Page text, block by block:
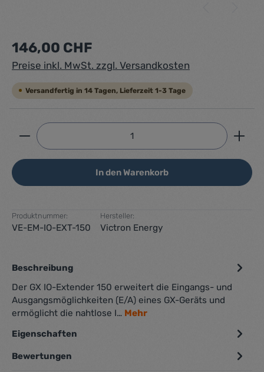
Regulärer Preis:
146,00 CHF
Preise inkl. MwSt. zzgl. Versandkosten
Versandfertig in 14 Tagen, Lieferzeit 1-3 Tage
Produkt Anzahl: Gib den gewünschten Wert ein
In den Warenkorb
Produktnummer:
VE-EM-IO-EXT-150
Hersteller:
Victron Energy
Beschreibung
Der GX IO-Extender 150 erweitert die Eingangs- und
Ausgangsmöglichkeiten (E/A) eines GX-Geräts und
ermöglicht die nahtlose I… Mehr
Eigenschaften
Bewertungen